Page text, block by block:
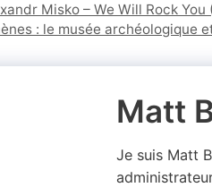
Misko – We Will Rock
: le musée archéologique
Matt
Je suis Matt